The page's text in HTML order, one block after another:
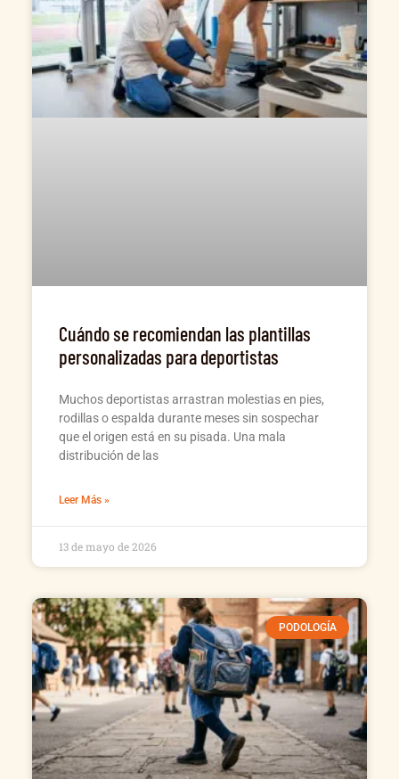
Cuándo se recomiendan las plantillas
personalizadas para deportistas
Muchos deportistas arrastran molestias en pies,
rodillas o espalda durante meses sin sospechar
que el origen está en su pisada. Una mala
distribución de las
Leer Más »
13 de mayo de 2026
PODOLOGÍA